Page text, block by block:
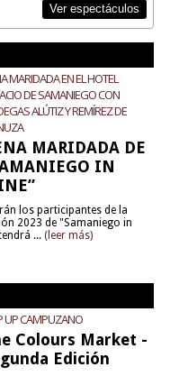
Ver espectáculos
MARIDADA EN EL HOTEL
DE SAMANIEGO CON
ALÚTIZ Y REMÍREZ DE
MARIDADA DE
IN
los participantes de la
2023 de "Samaniego in
... (leer más)
UP CAMPUZANO
Colours Market -
Edición